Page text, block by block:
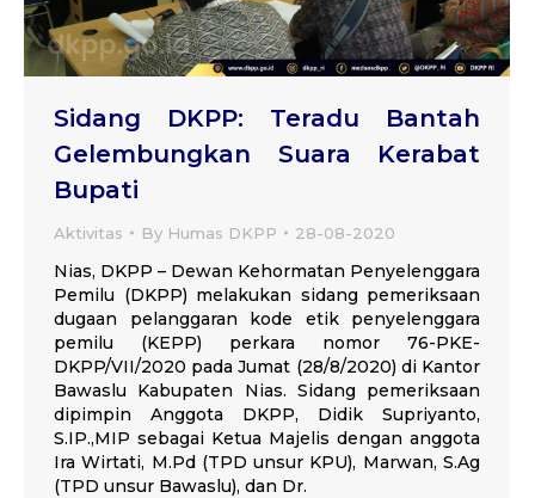
Sidang DKPP: Teradu Bantah
Gelembungkan Suara Kerabat
Bupati
Aktivitas By Humas DKPP 28-08-2020
Nias, DKPP – Dewan Kehormatan Penyelenggara
Pemilu (DKPP) melakukan sidang pemeriksaan
dugaan pelanggaran kode etik penyelenggara
pemilu (KEPP) perkara nomor 76-PKE-
DKPP/VII/2020 pada Jumat (28/8/2020) di Kantor
Bawaslu Kabupaten Nias. Sidang pemeriksaan
dipimpin Anggota DKPP, Didik Supriyanto,
S.IP.,MIP sebagai Ketua Majelis dengan anggota
Ira Wirtati, M.Pd (TPD unsur KPU), Marwan, S.Ag
(TPD unsur Bawaslu), dan Dr.